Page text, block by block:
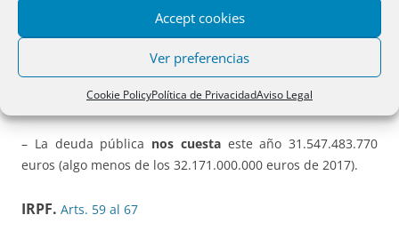
Accept cookies
Ver preferencias
Cookie PolicyPolítica de PrivacidadAviso Legal
– Se fija el límite de la cuantía de los recursos ajenos del
Fondo de Reestructuración Ordenada Bancaria (FROB) en
este ejercicio a 15.439.260 miles de euros (18.465.216,00
en 2017, 19.916.826 en 2016, 17.891.000 en 2015 y
63.500.000 en 2014).
– La deuda pública nos cuestaeste año 31.547.483.770
euros (algo menos de los 32.171.000.000 euros de 2017).
IRPF. Arts. 59 al 67